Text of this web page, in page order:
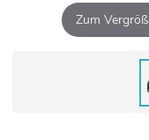
Zum